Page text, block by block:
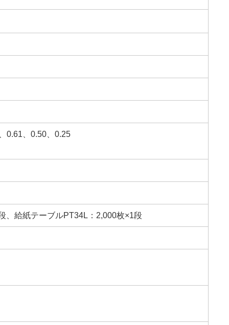
0.61、0.50、0.25
、給紙テーブルPT34L：2,000枚×1段